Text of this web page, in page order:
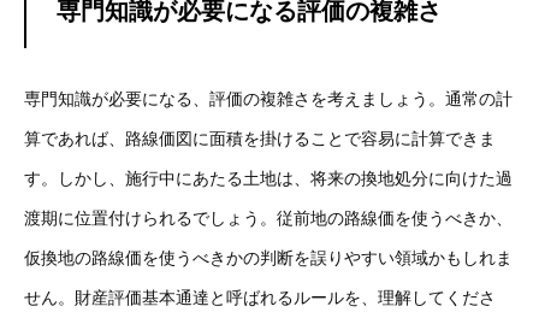
専門知識が必要になる評価の複雑さ
専門知識が必要になる、評価の複雑さを考えましょう。通常の計
算であれば、路線価図に面積を掛けることで容易に計算できま
す。しかし、施行中にあたる土地は、将来の換地処分に向けた過
渡期に位置付けられるでしょう。従前地の路線価を使うべきか、
仮換地の路線価を使うべきかの判断を誤りやすい領域かもしれま
せん。財産評価基本通達と呼ばれるルールを、理解してくださ